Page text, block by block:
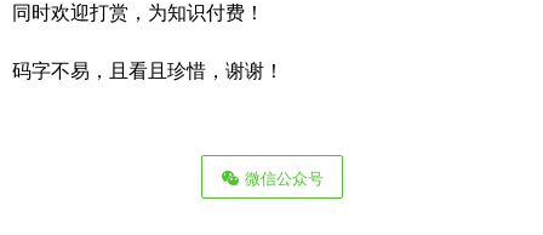
同时欢迎打赏，为知识付费！
码字不易，且看且珍惜，谢谢！
微信公众号